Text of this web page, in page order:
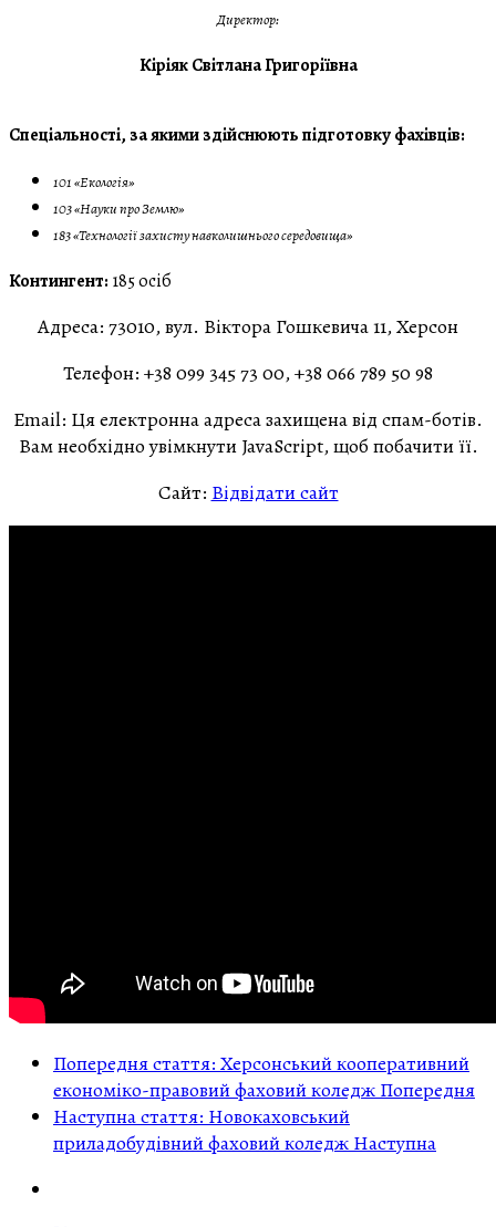
Директор:
Кіріяк Світлана Григоріївна
Спеціальності, за якими здійснюють підготовку фахівців:
101 «Екологія»
103 «Науки про Землю»
183 «Технології захисту навколишнього середовища»
Контингент: 185 осіб
Адреса: 73010, вул. Віктора Гошкевича 11, Херсон
Телефон: +38 099 345 73 00, +38 066 789 50 98
Email: Ця електронна адреса захищена від спам-ботів.
Вам необхідно увімкнути JavaScript, щоб побачити її.
Сайт: Відвідати сайт
Попередня стаття: Херсонський кооперативний
економіко-правовий фаховий коледж Попередня
Наступна стаття: Новокаховський
приладобудівний фаховий коледж Наступна